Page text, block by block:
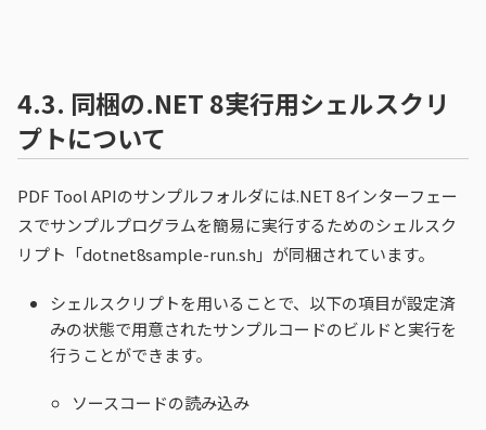
4.3. 同梱の.NET 8実行用シェルスクリ
プトについて
PDF Tool APIのサンプルフォルダには.NET 8インターフェー
スでサンプルプログラムを簡易に実行するためのシェルスク
リプト「dotnet8sample-run.sh」が同梱されています。
シェルスクリプトを用いることで、以下の項目が設定済
みの状態で用意されたサンプルコードのビルドと実行を
行うことができます。
ソースコードの読み込み